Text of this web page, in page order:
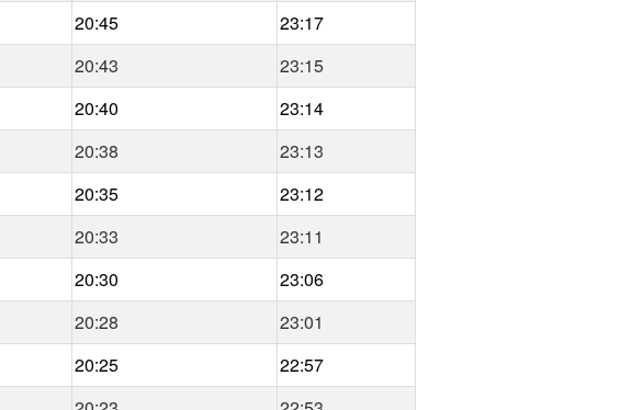
20:45
23:17
20:43
23:15
20:40
23:14
20:38
23:13
20:35
23:12
20:33
23:11
20:30
23:06
20:28
23:01
20:25
22:57